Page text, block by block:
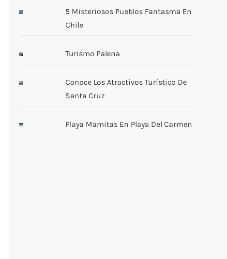
5 Misteriosos Pueblos Fantasma En
Chile
Turismo Palena
Conoce Los Atractivos Turístico De
Santa Cruz
Playa Mamitas En Playa Del Carmen